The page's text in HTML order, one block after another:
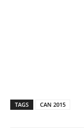
TAGS CAN 2015